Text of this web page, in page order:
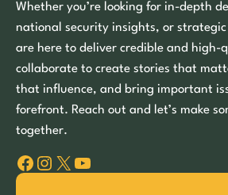
Whether you’re looking for in-depth
national security insights, or
are here to deliver credible and high-
collaborate to create stories that
that influence, and bring important
forefront. Reach out and let’s make
together.
Facebook Instagram X YouTube